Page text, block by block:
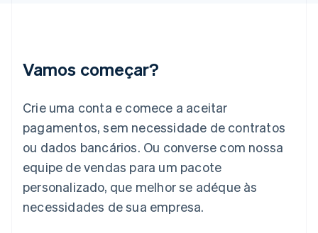
Vamos começar?
Crie uma conta e comece a aceitar
pagamentos, sem necessidade de contratos
ou dados bancários. Ou converse com nossa
equipe de vendas para um pacote
personalizado, que melhor se adéque às
necessidades de sua empresa.
日本語English
Liechtenstein
DeutschEnglish
Lituânia
English
Luxemburgo
FrançaisDeutsch English
English简体中文